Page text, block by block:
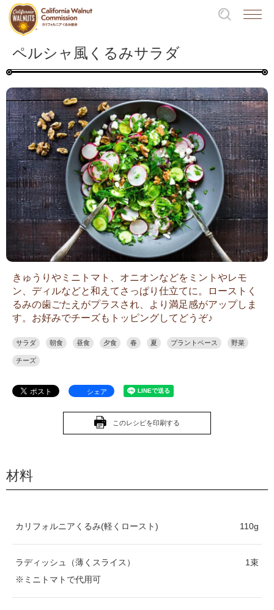
ペルシャ風くるみサラダ
きゅうりやミニトマト、オニオンなどをミントやレモ
ン、ディルなどと和えてさっぱり仕立てに。ローストく
るみの歯ごたえがプラスされ、より満足感がアップしま
す。お好みでチーズもトッピングしてどうぞ♪
サラダ 朝食 昼食 夕食 春 夏 プラントベース 野菜
チーズ
シェア
このレシピを印刷する
材料
カリフォルニアくるみ(軽くロースト) 110g
ラディッシュ（薄くスライス）
※ミニトマトで代用可
1束